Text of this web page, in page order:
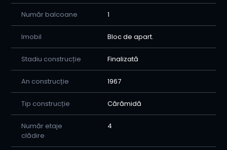
Număr balcoane 1
Imobil Bloc de apart.
Stadiu construcție Finalizată
An construcție 1967
Tip construcție Cărămidă
Număr etaje
clădire
4